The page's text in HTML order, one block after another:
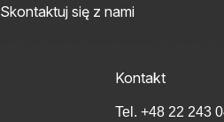
Skontaktuj się z nami
Kontakt
Tel.+48 22 243